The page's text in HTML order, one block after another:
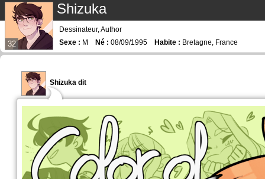
32
Shizuka
Dessinateur, Author
Sexe : M Né : 08/09/1995 Habite : Bretagne, France
Shizuka dit